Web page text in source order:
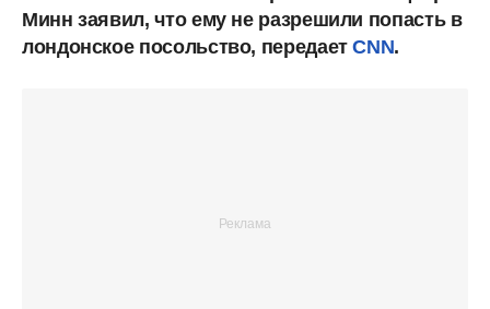
Минн заявил, что ему не разрешили попасть в
лондонское посольство, передаетCNN.